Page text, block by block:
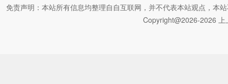
免责声明：本站所有信息均整理自自互联网，并不代表本站观点，本
Copyright@2026-2026